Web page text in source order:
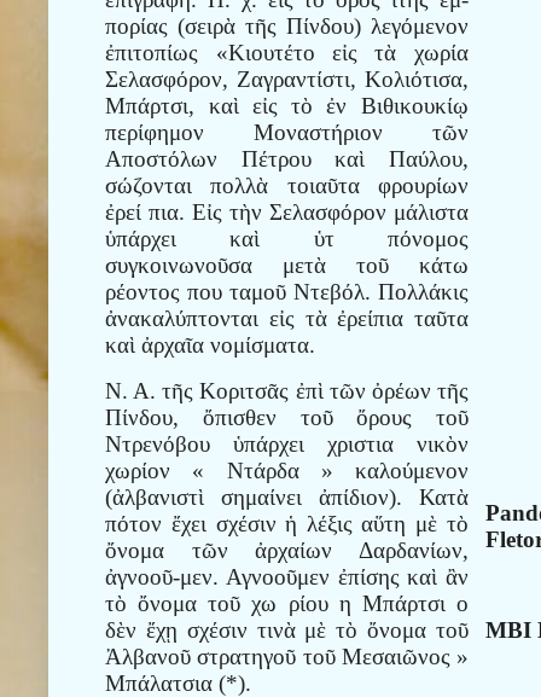
πορίας (σειρὰ τῆς Πίνδου) λεγόμενον
ἐπιτοπίως «Κιουτέτο εἰς τὰ χωρία
Σελασφόρον, Ζαγραντίστι, Κολιότισα,
Μπάρτσι, καὶ εἰς τὸ ἐν Βιθικουκίῳ
περίφημον Μοναστήριον τῶν
Αποστόλων Πέτρου καὶ Παύλου,
σώζονται πολλὰ τοιαῦτα φρουρίων
ἐρεί πια. Εἰς τὴν Σελασφόρον μάλιστα
ὑπάρχει καὶ ὑτ πόνομος
συγκοινωνοῦσα μετὰ τοῦ κάτω
ρέοντος που ταμοῦ Ντεβόλ. Πολλάκις
ἀνακαλύπτονται εἰς τὰ ἐρείπια ταῦτα
καὶ ἀρχαῖα νομίσματα.
Ν. Α. τῆς Κοριτσᾶς ἐπὶ τῶν ὀρέων τῆς
Πίνδου, ὄπισθεν τοῦ ὄρους τοῦ
Ντρενόβου ὑπάρχει χριστια νικὸν
χωρίον « Ντάρδα » καλούμενον
(ἀλβανιστὶ σημαίνει ἀπίδιον). Κατὰ
πότον ἔχει σχέσιν ἡ λέξις αὕτη μὲ τὸ
ὄνομα τῶν ἀρχαίων Δαρδανίων,
ἀγνοοῦ-μεν. Αγνοοῦμεν ἐπίσης καὶ ἂν
τὸ ὄνομα τοῦ χω ρίου η Μπάρτσι ο
δὲν ἔχῃ σχέσιν τινὰ μὲ τὸ ὄνομα τοῦ
Ἀλβανοῦ στρατηγοῦ τοῦ Μεσαιῶνος »
Μπάλατσια (*).
MBI